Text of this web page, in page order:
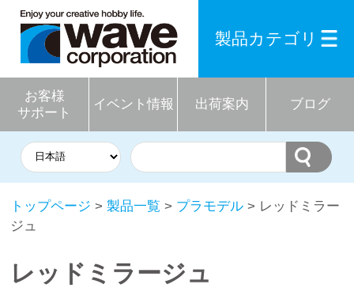
お客様
サポート
イベント情報 出荷案内 ブログ
製品カテゴリ
トップページ > 製品一覧 > プラモデル > レッドミラー
ジュ
レッドミラージュ